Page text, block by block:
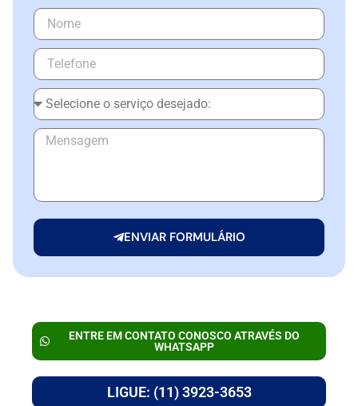
ENVIAR FORMULÁRIO
ENTRE EM CONTATO CONOSCO ATRAVÉS DO
WHATSAPP
LIGUE: (11) 3923-3653